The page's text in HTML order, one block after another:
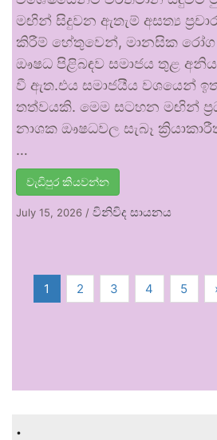
මඟින් සිදුවන ඇතැම් අසත්‍ය
කිරීම් හේතුවෙන්, මානසික රෝග
ඖෂධ පිළිබඳව සමාජය තුළ
වී ඇත.එය සමාජයීය වශයෙන්
තත්වයකි. මෙම සටහන මඟින්
නාශක ඖෂධවල සැබෑ
…
වැඩිපුර කියවන්න
July 15, 2026 / විනිවිද සායනය
1 2 3 4 5
.